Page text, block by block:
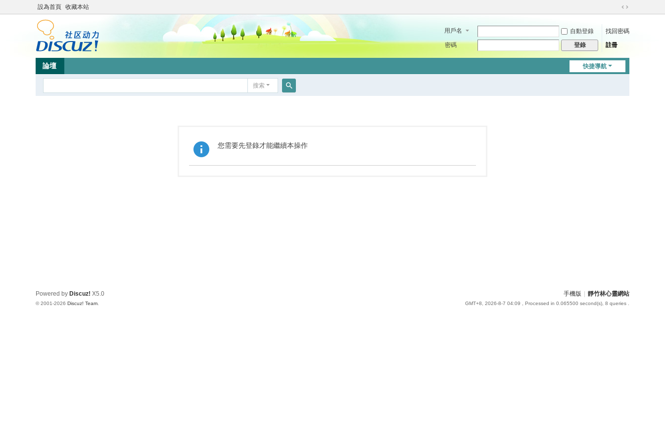
設為首頁 收藏本站
切
到
用戶名 自動登錄
找回密碼
密碼
登錄 註冊
快捷導航
論壇
搜索
您需要先登錄才能繼續本操作
手機版 靜竹林心靈網站
GMT+8, 2026-8-7 04:09 , Processed in 0.065500 second(s), 8 queries .
Powered by Discuz! X5.0
© 2001-2026 Discuz! Team